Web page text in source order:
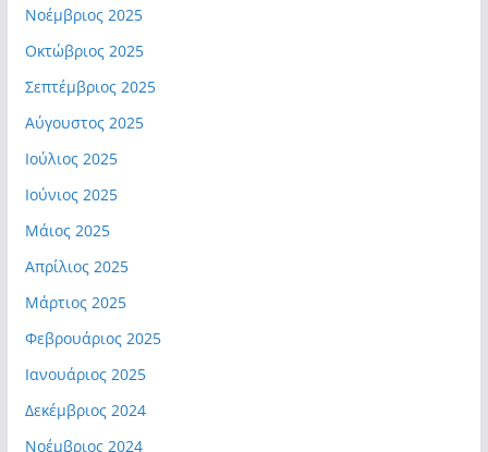
Νοέμβριος 2025
Οκτώβριος 2025
Σεπτέμβριος 2025
Αύγουστος 2025
Ιούλιος 2025
Ιούνιος 2025
Μάιος 2025
Απρίλιος 2025
Μάρτιος 2025
Φεβρουάριος 2025
Ιανουάριος 2025
Δεκέμβριος 2024
Νοέμβριος 2024